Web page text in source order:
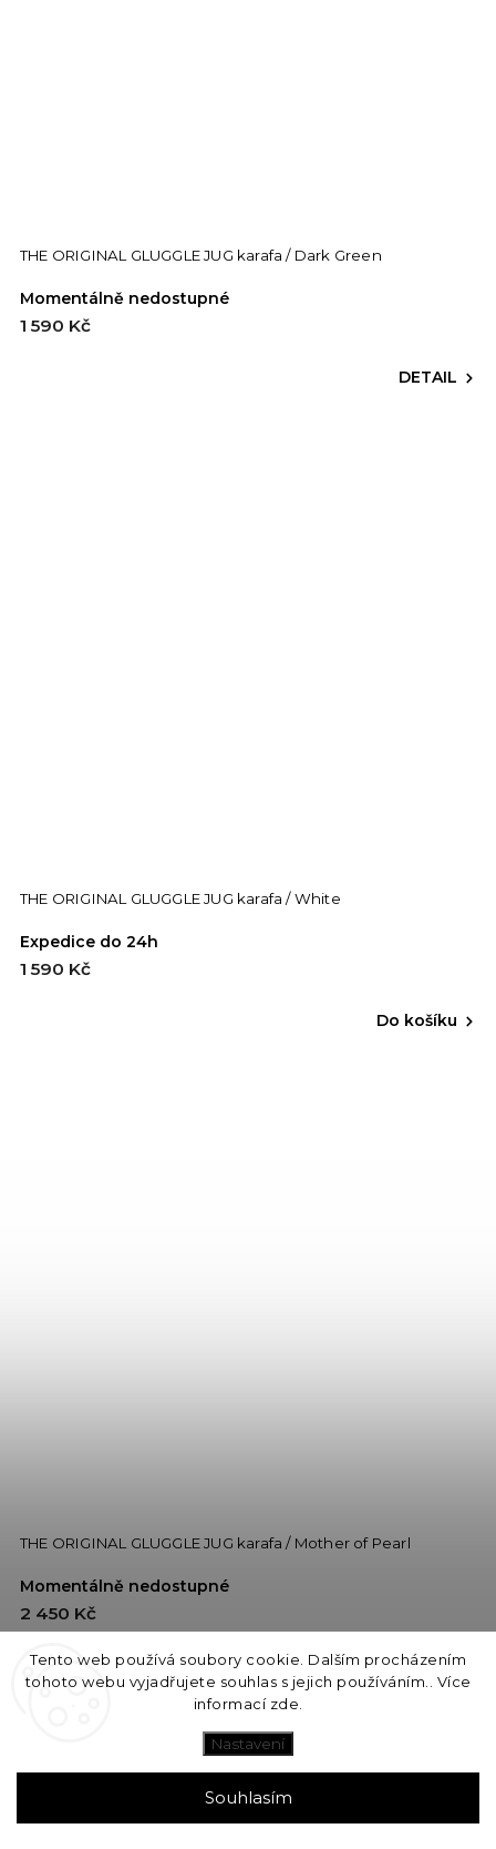
Tento web používá soubory cookie. Dalším procházením
tohoto webu vyjadřujete souhlas s jejich používáním.. Více
informací zde
Nastavení
Souhlasím
THE ORIGINAL GLUGGLE JUG karafa / Dark Green
Momentálně nedostupné
1 590 Kč
DETAIL
THE ORIGINAL GLUGGLE JUG karafa / White
Expedice do 24h
1 590 Kč
Do košíku
THE ORIGINAL GLUGGLE JUG karafa / Mother of Pearl
Momentálně nedostupné
2 450 Kč
DETAIL